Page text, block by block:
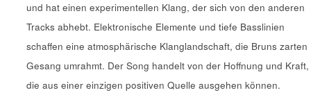
und hat einen experimentellen Klang, der sich von den anderen
Tracks abhebt. Elektronische Elemente und tiefe Basslinien
schaffen eine atmosphärische Klanglandschaft, die Bruns zarten
Gesang umrahmt. Der Song handelt von der Hoffnung und Kraft,
die aus einer einzigen positiven Quelle ausgehen können.